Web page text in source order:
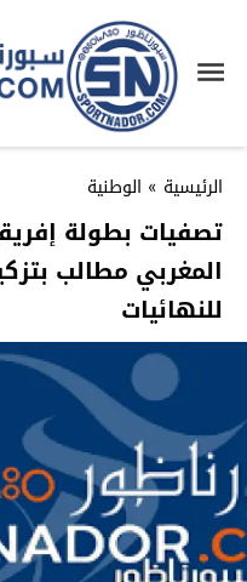
الرئيسية » الوطنية
تصفيات بطولة
المغربي مطالب
للنهائيات